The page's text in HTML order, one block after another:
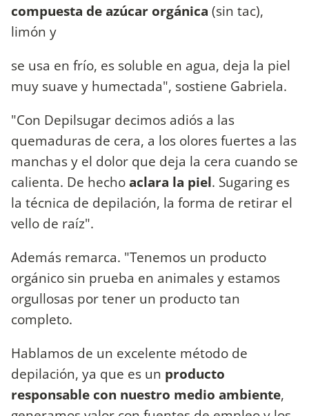
compuesta de azúcar orgánica (sin tac),
limón y
se usa en frío, es soluble en agua, deja la piel
muy suave y humectada", sostiene Gabriela.
"Con Depilsugar decimos adiós a las
quemaduras de cera, a los olores fuertes a las
manchas y el dolor que deja la cera cuando se
calienta. De hechoaclara la piel. Sugaring es
la técnica de depilación, la forma de retirar el
vello de raíz".
Además remarca. "Tenemos un producto
orgánico sin prueba en animales y estamos
orgullosas por tener un producto tan
completo.
Hablamos de un excelente método de
depilación, ya que es un producto
responsable con nuestro medio ambiente,